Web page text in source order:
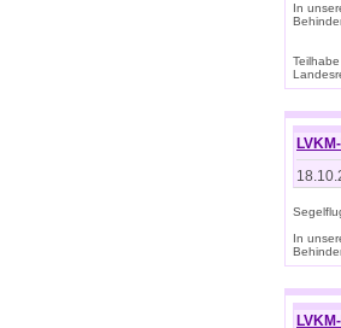
In
Teilhabe
In